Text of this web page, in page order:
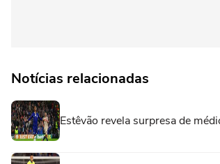
Notícias relacionadas
Estêvão revela surpresa de